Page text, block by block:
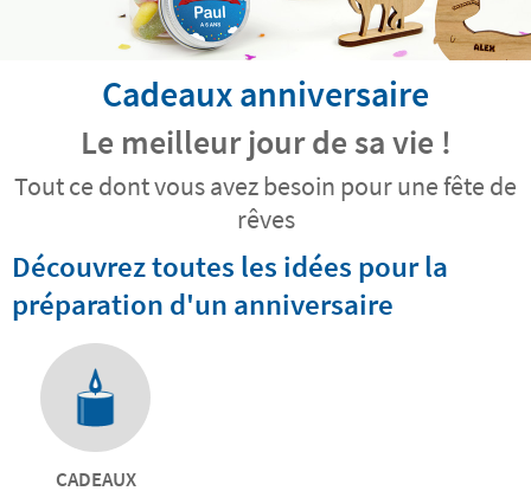
Cadeaux anniversaire
Le meilleur jour de sa vie !
Tout ce dont vous avez besoin pour une fête de
rêves
Découvrez toutes les idées pour la
préparation d'un anniversaire
CADEAUX